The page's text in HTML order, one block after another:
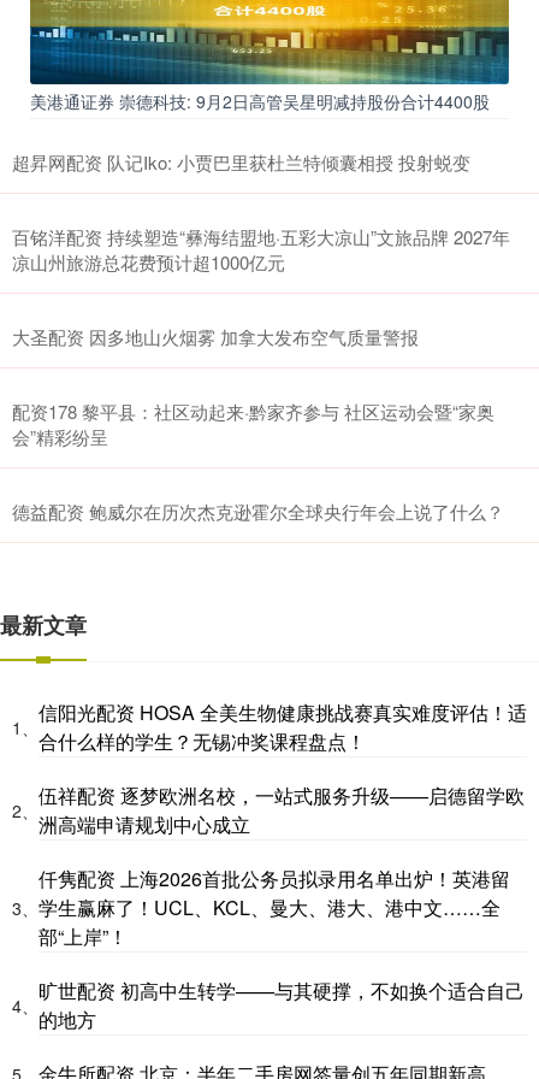
美港通证券 崇德科技: 9月2日高管吴星明减持股份合计4400股
超昇网配资 队记Iko: 小贾巴里获杜兰特倾囊相授 投射蜕变
百铭洋配资 持续塑造“彝海结盟地·五彩大凉山”文旅品牌 2027年
凉山州旅游总花费预计超1000亿元
大圣配资 因多地山火烟雾 加拿大发布空气质量警报
配资178 黎平县：社区动起来·黔家齐参与 社区运动会暨“家奥
会”精彩纷呈
德益配资 鲍威尔在历次杰克逊霍尔全球央行年会上说了什么？
最新文章
1、
信阳光配资 HOSA 全美生物健康挑战赛真实难度评估！适
合什么样的学生？无锡冲奖课程盘点！
2、
伍祥配资 逐梦欧洲名校，一站式服务升级——启德留学欧
洲高端申请规划中心成立
3、
仟隽配资 上海2026首批公务员拟录用名单出炉！英港留
学生赢麻了！UCL、KCL、曼大、港大、港中文……全
部“上岸”！
4、
旷世配资 初高中生转学——与其硬撑，不如换个适合自己
的地方